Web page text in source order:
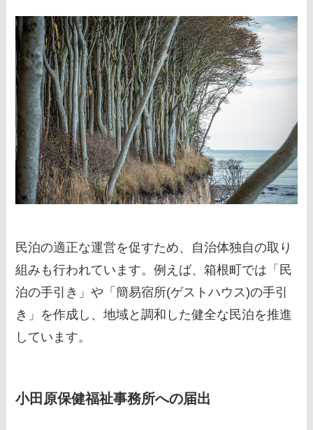
民泊の適正な運営を促すため、自治体独自の取り
組みも行われています。例えば、箱根町では「民
泊の手引き」や「簡易宿所(ゲストハウス)の手引
き」を作成し、地域と調和した健全な民泊を推進
しています。
小田原保健福祉事務所への届出